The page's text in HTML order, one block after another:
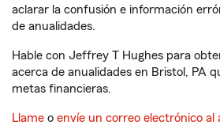
aclarar la confusión e información
de anualidades.
Hable con Jeffrey T Hughes para
acerca de anualidades en Bristol, PA
metas financieras.
Llame o envíe un correo electrónico al